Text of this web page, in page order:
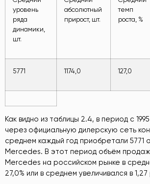
уровень
ряда
динамики,
шт.
абсолютный
прирост, шт.
темп
роста, %
5771 1174,0 127,0
Как видно из таблицы 2.4, в период с
через официальную дилерскую сеть
среднем каждый год приобретали 5771
Mercedes. В этот период объём
Mercedes на российском рынке в
27,0% или в среднем увеличивался в